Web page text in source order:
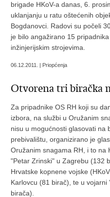
brigade HKoV-a danas, 6.
uklanjanju u ratu oštećenih
Bogdanovci. Radovi su počeli
je bilo angažirano 15
inžinjerijskim strojevima.
06.12.2011. | Priopćenja
Otvorena tri biračka
Za pripadnike OS RH koji su
izbora, na službi u Oružanim
nisu u mogućnosti glasovati na
prebivalištu, organizirano je
Oružanim snagama RH, i to na
"Petar Zrinski" u Zagrebu (132
Hrvatske kopnene vojske
Karlovcu (81 birač), te u
birača).